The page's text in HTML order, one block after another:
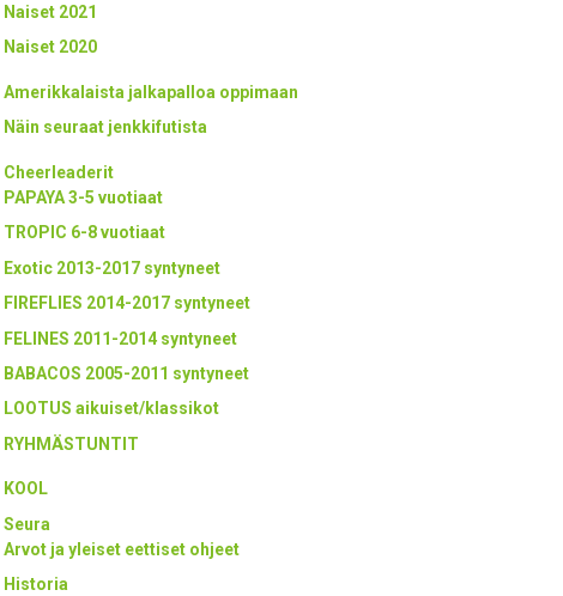
Naiset 2021
Naiset 2020
Amerikkalaista jalkapalloa oppimaan
Näin seuraat jenkkifutista
Cheerleaderit
PAPAYA 3-5 vuotiaat
TROPIC 6-8 vuotiaat
Exotic 2013-2017 syntyneet
FIREFLIES 2014-2017 syntyneet
FELINES 2011-2014 syntyneet
BABACOS 2005-2011 syntyneet
LOOTUS aikuiset/klassikot
RYHMÄSTUNTIT
KOOL
Seura
Arvot ja yleiset eettiset ohjeet
Historia